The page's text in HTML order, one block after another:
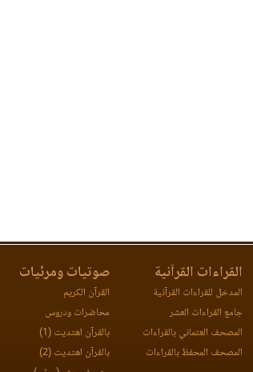
القراءات القرآنية
المدخل للقراءات القرآنية
جامع القراءات العشر
المصحف العثماني بالقراءات
المصحف المحفظ بالقراءات
صوتيات ومرئيات
القرآن الكريم
محاضرات ودروس
بالقرآن اهتديت (1)
بالقرآن اهتديت (2)